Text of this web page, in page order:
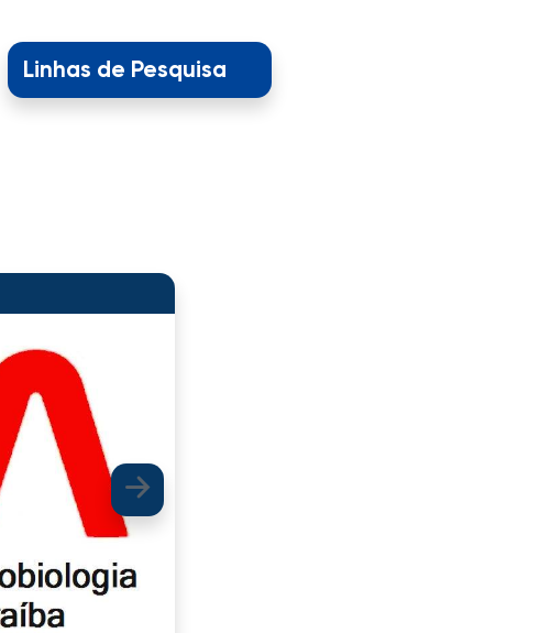
Linhas de Pesquisa